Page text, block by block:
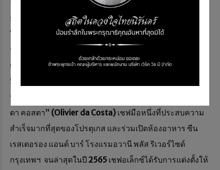
ว่าเป็นหนึ่งในเมืองหลวงแห่งการทำอาหารของฝรั่งเศส และ
มีอาหารขึ้นชื่อของเมืองมาร์แซย์ จากประสบการณ์มากมาย
ในการทำอาหารและดูแลห้องอาหารระดับมิชลินสตาร์
ประเทศฝรั่งเศส ฝึกฝนและลับฝีมือจากร้านดัง อาทิ ร้าน
Céladon
จนได้รับตำแหน่งเชฟอาหารฝรั่งเศส ที่ ร้านหรู
Scarlett
ประสบการณ์ร่วมงานกับเชฟเซเลบริตี้เชฟชื่อดัง “โอลิวิเย่ร์
ดา คอสตา” (Olivier da Costa) เชฟมือหนึ่งที่ประสบความ
สำเร็จมากที่สุดของโปรตุเกส และร่วมเปิดห้องอาหาร ซีน
เรสเตอรอง แอนด์ บาร์ โรงแรมอวานี พลัส ริเวอร์ไซด์
กรุงเทพฯ จนล่าสุดในปี2565 เชฟอเล็กซ์ได้รับการแต่งตั้งให้